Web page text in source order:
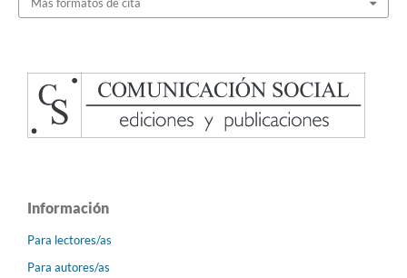
Información
Para lectores/as
Para autores/as